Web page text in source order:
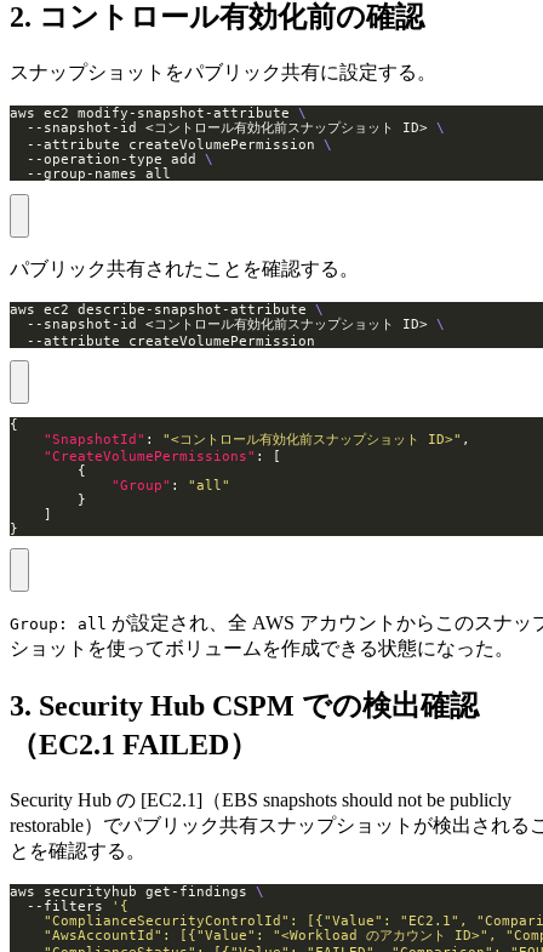
2. コントロール有効化前の確認
スナップショットをパブリック共有に設定する。
aws ec2 modify-snapshot-attribute
  --snapshot-id <コントロール有効化前スナップショット ID>
  --attribute createVolumePermission
  --operation-type add
  --group-names all
パブリック共有されたことを確認する。
aws ec2 describe-snapshot-attribute
  --snapshot-id <コントロール有効化前スナップショット ID>
  --attribute createVolumePermission
"SnapshotId" : "<コントロール有効化前スナップショット ID>"
"CreateVolumePermissions"
"Group" : "all"
}
Group: all が設定され、全 AWS アカウントからこのスナッ
ショットを使ってボリュームを作成できる状態になった。
3. Security Hub CSPM での検出確認
（EC2.1 FAILED）
Security Hub の [EC2.1]（EBS snapshots should not be publicly
restorable）でパブリック共有スナップショットが検出される
とを確認する。
aws securityhub get-findings
  --filters